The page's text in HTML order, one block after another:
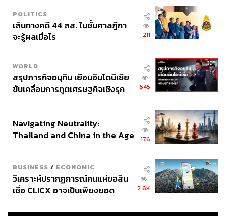
POLITICS
เส้นทางคดี 44 สส. ในชั้นศาลฎีกา
จะรู้ผลเมื่อไร
211
WORLD
สรุปภารกิจอนุทิน เยือนอินโดนีเซีย
ขับเคลื่อนการทูตเศรษฐกิจเชิงรุก
545
Navigating Neutrality:
Thailand and China in the Age
176
BUSINESS / ECONOMIC
วิเคราะห์ปรากฏการณ์คนแห่ขอสิน
เชื่อ CLICX อาจเป็นเพียงยอด
เรือนไทยที่ถูกซุกไว้
2.6K